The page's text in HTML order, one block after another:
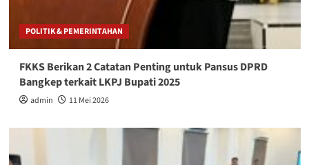
POLITIK & PEMERINTAHAN
FKKS Berikan 2 Catatan Penting untuk Pansus DPRD
Bangkep terkait LKPJ Bupati 2025
admin 11 Mei 2026